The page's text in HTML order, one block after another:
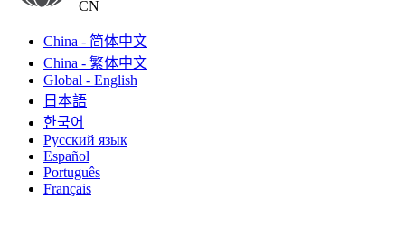
CN
China - 简体中文
China - 繁体中文
Global - English
日本語
한국어
Русский язык
Español
Português
Français